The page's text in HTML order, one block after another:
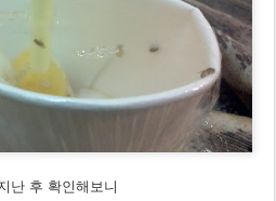
난 후 확인해보니